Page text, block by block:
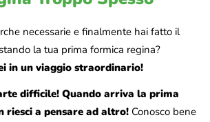
necessarie e finalmente hai fatto il
la tua prima formica regina?
in un viaggio straordinario!
difficile! Quando arriva la prima
riesci a pensare ad altro! Conosco bene